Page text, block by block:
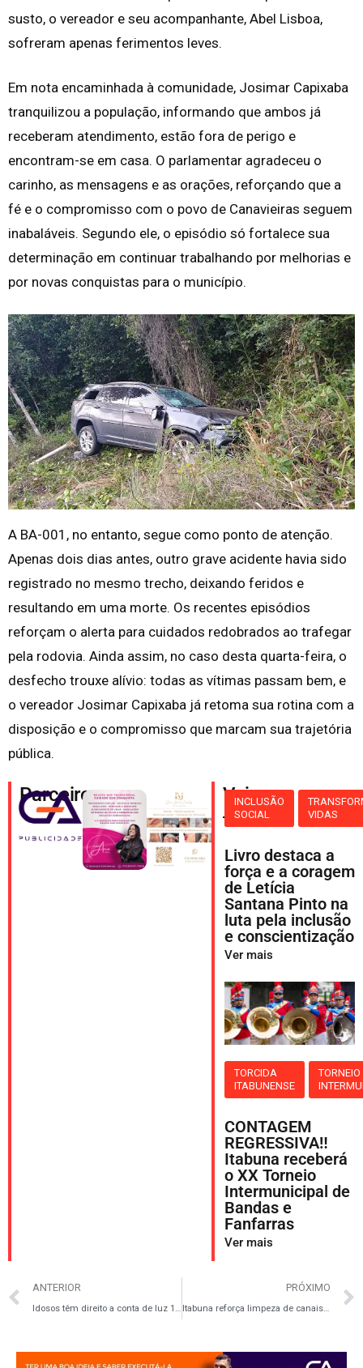
susto, o vereador e seu acompanhante, Abel Lisboa,
sofreram apenas ferimentos leves.
Em nota encaminhada à comunidade, Josimar Capixaba
tranquilizou a população, informando que ambos já
receberam atendimento, estão fora de perigo e
encontram-se em casa. O parlamentar agradeceu o
carinho, as mensagens e as orações, reforçando que a
fé e o compromisso com o povo de Canavieiras seguem
inabaláveis. Segundo ele, o episódio só fortalece sua
determinação em continuar trabalhando por melhorias e
por novas conquistas para o município.
A BA-001, no entanto, segue como ponto de atenção.
Apenas dois dias antes, outro grave acidente havia sido
registrado no mesmo trecho, deixando feridos e
resultando em uma morte. Os recentes episódios
reforçam o alerta para cuidados redobrados ao trafegar
pela rodovia. Ainda assim, no caso desta quarta-feira, o
desfecho trouxe alívio: todas as vítimas passam bem, e
o vereador Josimar Capixaba já retoma sua rotina com a
disposição e o compromisso que marcam sua trajetória
pública.
Parceiros
Veja
também
INCLUSÃO
SOCIAL
VIDAS
Livro destaca a
força e a coragem
de Letícia
Santana Pinto na
luta pela inclusão
e conscientização
Ver mais
TORCIDA
ITABUNENSE
TORNEIO
CONTAGEM
REGRESSIVA‼️
Itabuna receberá
o XX Torneio
Intermunicipal de
Bandas e
Fanfarras
Ver mais
ANTERIOR
Idosos têm direito a conta de luz 100% gratuita e isenções ampliadas de impostos
PRÓXIMO
Itabuna reforça limpeza de canais e bueiros com ações em vários bairros da cidade